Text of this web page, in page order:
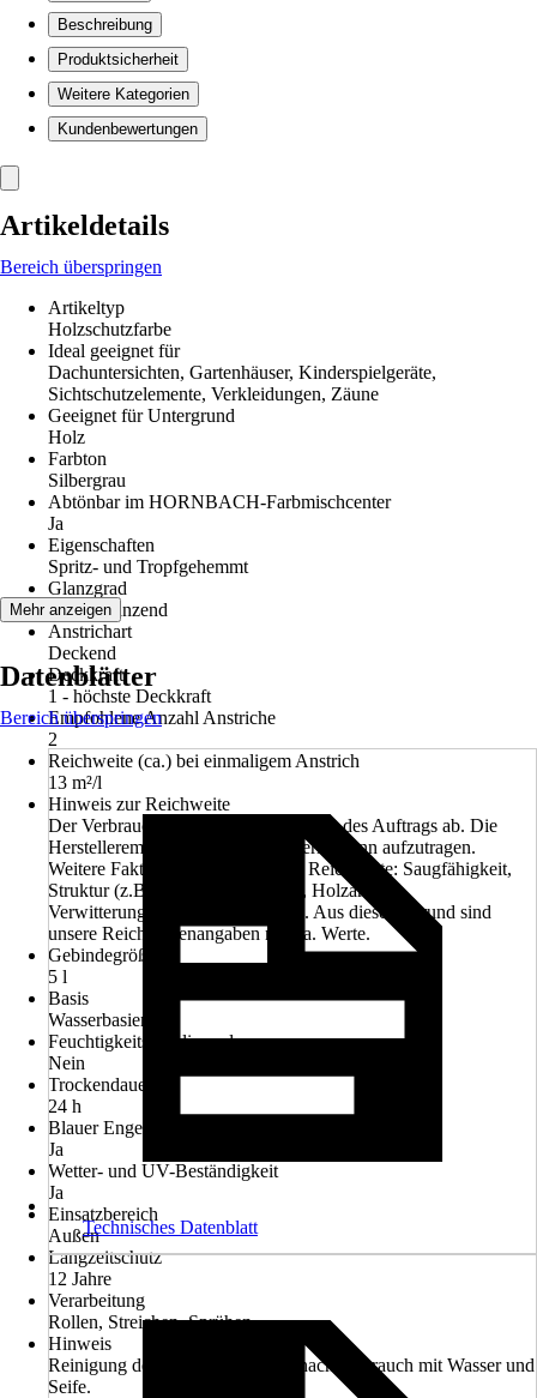
Beschreibung
Produktsicherheit
Weitere Kategorien
Kundenbewertungen
Artikeldetails
Bereich überspringen
Artikeltyp
Holzschutzfarbe
Ideal geeignet für
Dachuntersichten, Gartenhäuser, Kinderspielgeräte,
Sichtschutzelemente, Verkleidungen, Zäune
Geeignet für Untergrund
Holz
Farbton
Silbergrau
Abtönbar im HORNBACH-Farbmischcenter
Ja
Eigenschaften
Spritz- und Tropfgehemmt
Glanzgrad
Seidenglänzend
Anstrichart
Deckend
Deckkraft
1 - höchste Deckkraft
Empfohlene Anzahl Anstriche
2
Reichweite (ca.) bei einmaligem Anstrich
13 m²/l
Hinweis zur Reichweite
Der Verbrauch hängt stark von der Art des Auftrags ab. Die
Herstellerempfehlung ist, das Material dünn aufzutragen.
Weitere Faktoren beeinflussen die Reichweite: Saugfähigkeit,
Struktur (z.B. Riffelung, Rauheit), Holzart und
Verwitterungsgrad der Oberfläche. Aus diesem Grund sind
unsere Reichweitenangaben nur ca. Werte.
Gebindegröße
5 l
Basis
Wasserbasierend
Feuchtigkeitsregulierend
Nein
Trockendauer ca.
24 h
Blauer Engel
Ja
Wetter- und UV-Beständigkeit
Ja
Einsatzbereich
Außen
Langzeitschutz
12 Jahre
Verarbeitung
Rollen, Streichen, Sprühen
Hinweis
Reinigung der Werkzeuge sofort nach Gebrauch mit Wasser und
Seife.
Mehr anzeigen
Datenblätter
Bereich überspringen
Technisches Datenblatt